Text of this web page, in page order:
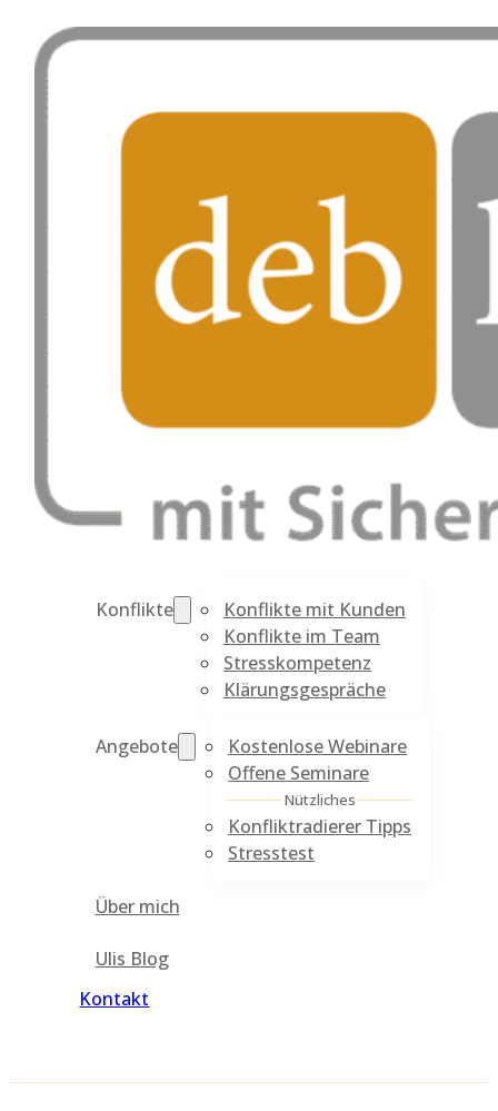
Konflikte
Konflikte mit Kunden
Konflikte im Team
Stresskompetenz
Klärungsgespräche
Angebote
Kostenlose Webinare
Offene Seminare
Nützliches
Konfliktradierer Tipps
Stresstest
Über mich
Ulis Blog
Kontakt